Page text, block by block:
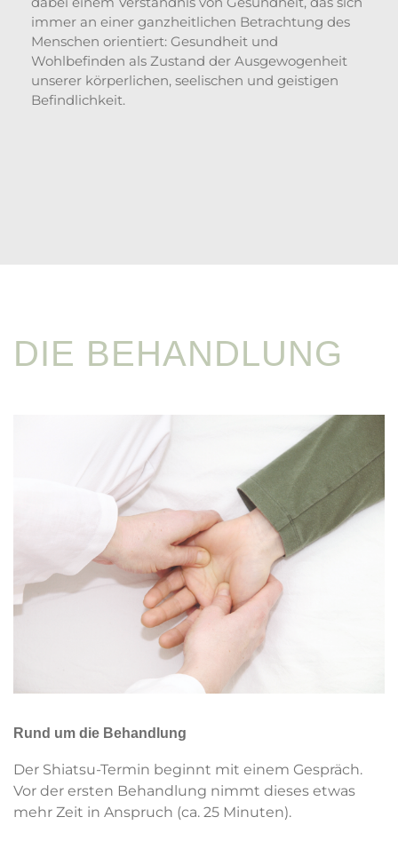
immer an einer ganzheitlichen Betrachtung des
Menschen orientiert: Gesundheit und
Wohlbefinden als Zustand der Ausgewogenheit
unserer körperlichen, seelischen und geistigen
Befindlichkeit.
DIE BEHANDLUNG
Rund um die Behandlung
Der Shiatsu-Termin beginnt mit einem Gespräch.
Vor der ersten Behandlung nimmt dieses etwas
mehr Zeit in Anspruch (ca. 25 Minuten).